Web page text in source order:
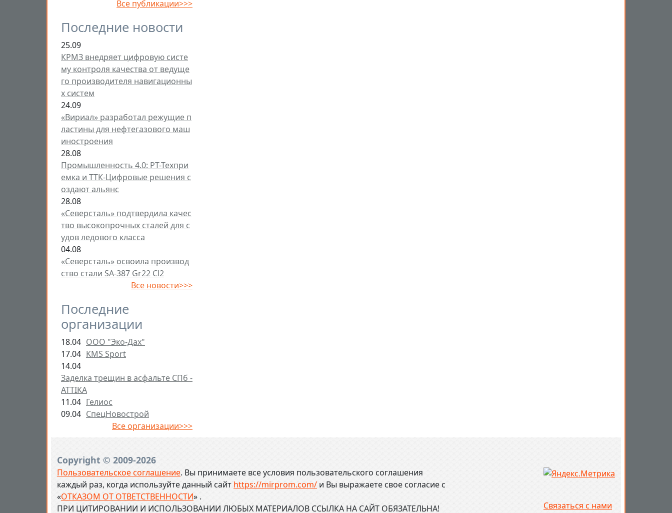
Все публикации>>>
Последние новости
25.09
КРМЗ внедряет цифровую систе
му контроля качества от ведуще
го производителя навигационны
х систем
24.09
«Вириал» разработал режущие п
ластины для нефтегазового маш
иностроения
28.08
Промышленность 4.0: РТ-Техпри
емка и ТТК-Цифровые решения с
оздают альянс
28.08
«Северсталь» подтвердила качес
тво высокопрочных сталей для с
удов ледового класса
04.08
«Северсталь» освоила производ
ство стали SA-387 Gr22 Cl2
Все новости>>>
Последние
организации
18.04 ООО "Эко-Дах"
17.04 KMS Sport
14.04
Заделка трещин в асфальте СПб -
ATTIKA
11.04 Гелиос
09.04 СпецНовострой
Все организации>>>
Copyright © 2009-2026
Пользовательское соглашение. Вы принимаете все условия пользовательского соглашения
каждый раз, когда используйте данный сайт https://mirprom.com/ и Вы выражаете свое согласие с
«ОТКАЗОМ ОТ ОТВЕТСТВЕННОСТИ» .
ПРИ ЦИТИРОВАНИИ И ИСПОЛЬЗОВАНИИ ЛЮБЫХ МАТЕРИАЛОВ ССЫЛКА НА САЙТ ОБЯЗАТЕЛЬНА!
Связаться с нами